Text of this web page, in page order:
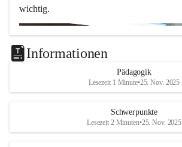
wichtig.
Informationen
Pädagogik
Lesezeit 1 Minute•25. Nov. 2025
Schwerpunkte
Lesezeit 2 Minuten•25. Nov. 2025